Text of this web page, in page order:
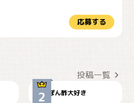
応募する
投稿一覧
ぽん酢大好き
🤦‍♀️